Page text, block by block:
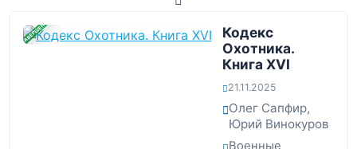
ЗАВЕРШЕНА
Кодекс
Охотника.
Книга XVI
21.11.2025
Олег Сапфир,
Юрий Винокуров
Военные